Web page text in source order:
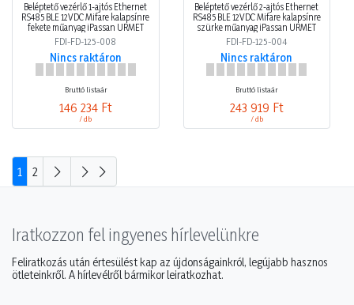
Beléptető vezérlő 1-ajtós Ethernet
RS485 BLE 12VDC Mifare kalapsínre
fekete műanyag iPassan URMET
FDI-FD-125-008
Nincs raktáron
Bruttó listaár
146 234 Ft
/ db
Beléptető vezérlő 2-ajtós Ethernet
RS485 BLE 12VDC Mifare kalapsínre
szürke műanyag iPassan URMET
FDI-FD-125-004
Nincs raktáron
Bruttó listaár
243 919 Ft
/ db
1 2
Iratkozzon fel ingyenes hírlevelünkre
Feliratkozás után értesülést kap az újdonságainkról, legújabb hasznos
ötleteinkről. A hírlevélről bármikor leiratkozhat.